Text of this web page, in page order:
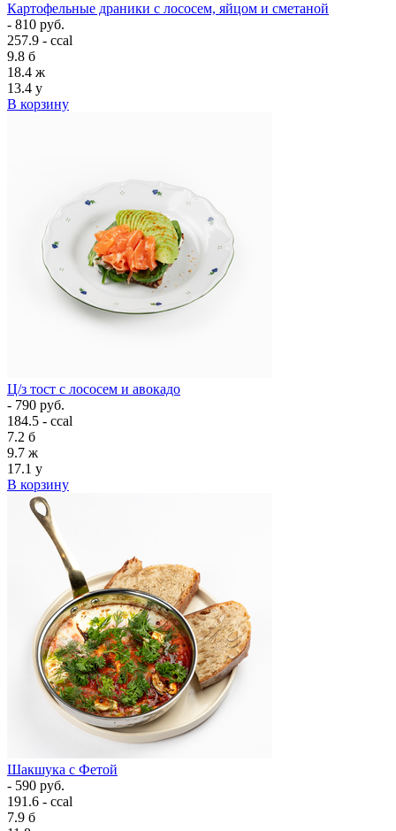
Картофельные драники с лососем, яйцом и сметаной
- 810 руб.
257.9 - ccal
9.8 б
18.4 ж
13.4 у
В корзину
Ц/з тост с лососем и авокадо
- 790 руб.
184.5 - ccal
7.2 б
9.7 ж
17.1 у
В корзину
Шакшука с Фетой
- 590 руб.
191.6 - ccal
7.9 б